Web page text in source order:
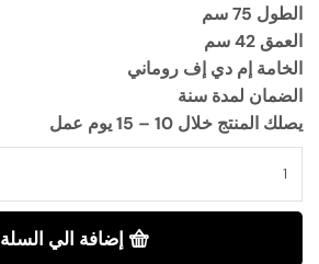
الطول 75 سم
العمق 42 سم
الخامة إم دي إف روماني
الضمان لمدة سنة
يصلك المنتج خلال 10 – 15 يوم عمل
إضافة الي السلة